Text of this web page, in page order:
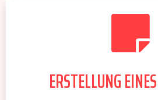
ERSTELLUNG